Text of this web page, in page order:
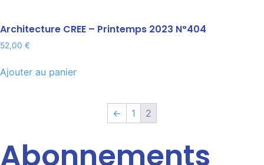
Architecture CREE – Printemps 2023 N°404
52,00 €
Ajouter au panier
← 1 2
Abonnements